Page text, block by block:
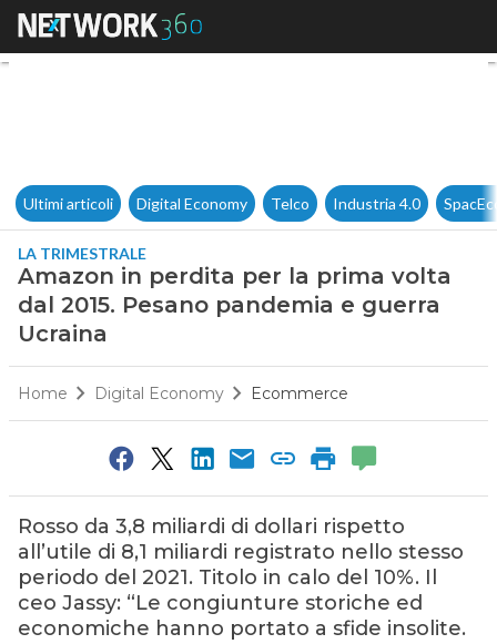
Amazon in perdita per la
Ultimi articoli Digital Economy Telco Industria 4.0
LA TRIMESTRALE
Amazon in perdita per la prima volta
dal 2015. Pesano pandemia e guerra
Ucraina
Home Digital Economy Ecommerce
Rosso da 3,8 miliardi di dollari rispetto
all’utile di 8,1 miliardi registrato nello stesso
periodo del 2021. Titolo in calo del 10%. Il
ceo Jassy: “Le congiunture storiche ed
economiche hanno portato a sfide insolite.